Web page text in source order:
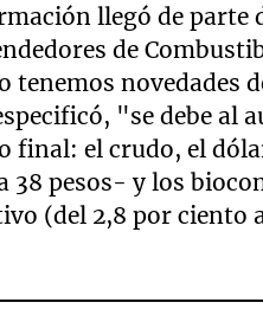
llegó de parte
de
tenemos novedades
"se debe al
final: el crudo, el
38 pesos- y los
(del 2,8 por ciento